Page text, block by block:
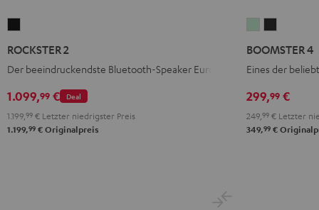
ROCKSTER 2
Der beeindruckendste Bluetooth-Speaker Europas
Deal
1.099,99 €
1.199,99 € Letzter niedrigster Preis
1.199,99 € Originalpreis
GreenBlack
BOOMSTER 4
Eines der
299,99 €
249,99 € Letzter
349,99 €